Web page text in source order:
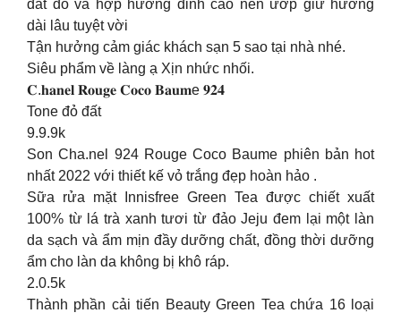
đắt đỏ và hợp hương đỉnh cao nên ướp giữ hương
dài lâu tuyệt vời
Tận hưởng cảm giác khách sạn 5 sao tại nhà nhé.
Siêu phẩm về làng ạ Xịn nhức nhối.
𝐂.𝐡𝐚𝐧𝐞𝐥 𝐑𝐨𝐮𝐠𝐞 𝐂𝐨𝐜𝐨 𝐁𝐚𝐮𝐦e 𝟗𝟐𝟒
Tone đỏ đất
9.9.9k
Son Cha.nel 924 Rouge Coco Baume phiên bản hot
nhất 2022 với thiết kế vỏ trắng đẹp hoàn hảo .
Sữa rửa mặt Innisfree Green Tea được chiết xuất
100% từ lá trà xanh tươi từ đảo Jeju đem lại một làn
da sạch và ẩm mịn đầy dưỡng chất, đồng thời dưỡng
ẩm cho làn da không bị khô ráp.
2.0.5k
Thành phần cải tiến Beauty Green Tea chứa 16 loại